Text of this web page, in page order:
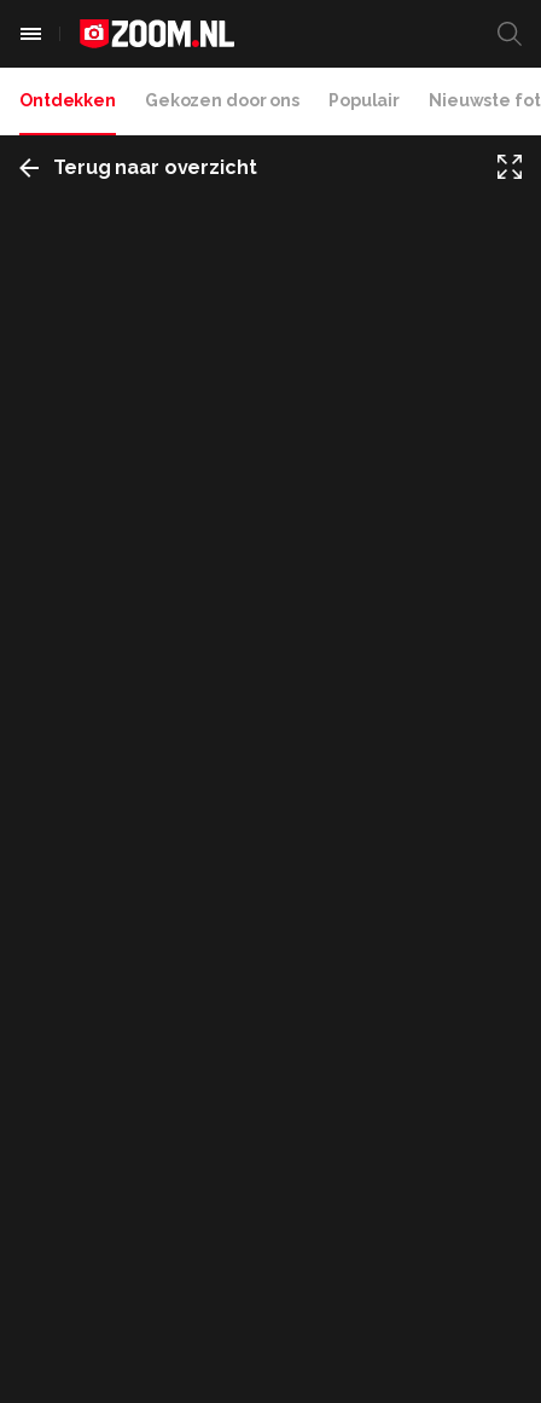
Ontdekken Gekozen door ons Populair Nieuwste
Terug naar overzicht